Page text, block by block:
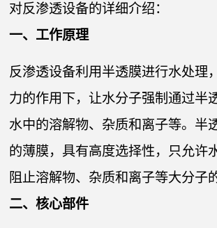
对反渗透设备的详细介绍：
一、工作原理
反渗透设备利用半透膜进行水处理
力的作用下，让水分子强制通过半
水中的溶解物、杂质和离子等。半
的薄膜，具有高度选择性，只允许
阻止溶解物、杂质和离子等大分子
二、核心部件